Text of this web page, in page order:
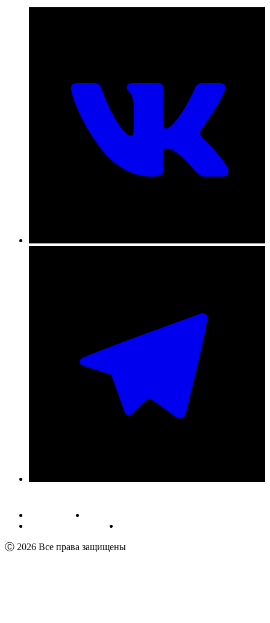
Номер телефона для связи:
+7 (831) 290-86-98
Публичная оферта
Пользовательское соглашение
Ⓒ 2026 Все права защищены